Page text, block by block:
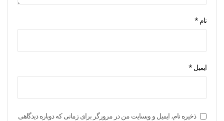
نام *
ایمیل *
ذخیره نام، ایمیل و وبسایت من در مرورگر برای زمانی که دوباره دیدگاهی